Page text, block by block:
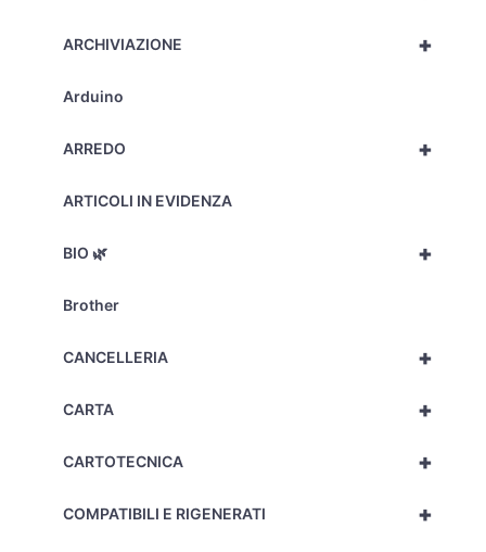
+
ARCHIVIAZIONE
Arduino
+
ARREDO
ARTICOLI IN EVIDENZA
+
BIO 🌿
Brother
+
CANCELLERIA
+
CARTA
+
CARTOTECNICA
+
COMPATIBILI E RIGENERATI